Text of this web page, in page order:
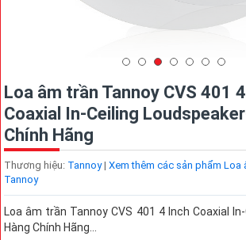
Loa âm trần Tannoy CVS 401
Coaxial In-Ceiling
Chính Hãng
Thương hiệu: Tannoy| Xem thêm các sản phẩm Loa
Tannoy
Loa âm trần Tannoy CVS 401 4 Inch Coaxial
Hàng Chính Hãng...